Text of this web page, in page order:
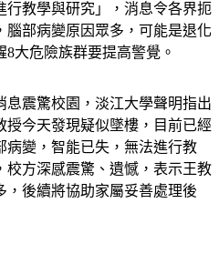
行教學與研究」，消息令各界扼
腦部病變原因眾多，可能是退化
大危險族群要提高警覺。
息震驚校園，淡江大學聲明指出
授今天發現疑似墜樓，目前已經
病變，智能已失，無法進行教
校方深感震驚、遺憾，表示王教
後續將協助家屬妥善處理後